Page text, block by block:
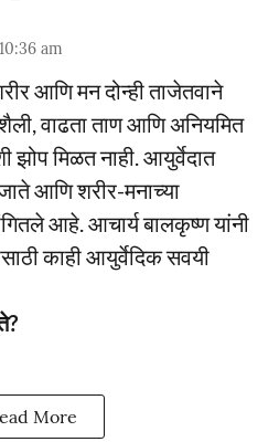
am
आणि मन दोन्ही ताजेतवाने
वाढता ताण आणि अनियमित
मिळत नाही. आयुर्वेदात
आणि शरीर-मनाच्या
आहे. आचार्य बालकृष्ण यांनी
काही आयुर्वेदिक सवयी
More